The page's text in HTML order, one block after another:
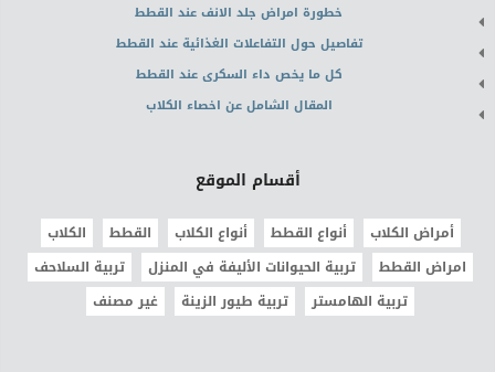
خطورة امراض جلد الانف عند القطط
تفاصيل حول التفاعلات الغذائية عند القطط
كل ما يخص داء السكرى عند القطط
المقال الشامل عن اخصاء الكلاب
أقسام الموقع
أمراض الكلاب أنواع القطط أنواع الكلاب القطط
الكلاب
امراض القطط
تربية الحيوانات الأليفة في المنزل
تربية السلاحف
تربية الهامستر
تربية طيور الزينة غير مصنف